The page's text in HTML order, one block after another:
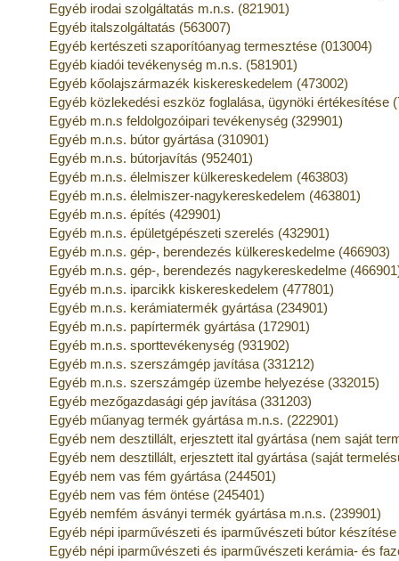
Egyéb irodai szolgáltatás m.n.s. (821901)
Egyéb italszolgáltatás (563007)
Egyéb kertészeti szaporítóanyag termesztése (013004)
Egyéb kiadói tevékenység m.n.s. (581901)
Egyéb kőolajszármazék kiskereskedelem (473002)
Egyéb közlekedési eszköz foglalása, ügynöki értékesítése
Egyéb m.n.s feldolgozóipari tevékenység (329901)
Egyéb m.n.s. bútor gyártása (310901)
Egyéb m.n.s. bútorjavítás (952401)
Egyéb m.n.s. élelmiszer külkereskedelem (463803)
Egyéb m.n.s. élelmiszer-nagykereskedelem (463801)
Egyéb m.n.s. építés (429901)
Egyéb m.n.s. épületgépészeti szerelés (432901)
Egyéb m.n.s. gép-, berendezés külkereskedelme (466903)
Egyéb m.n.s. gép-, berendezés nagykereskedelme
Egyéb m.n.s. iparcikk kiskereskedelem (477801)
Egyéb m.n.s. kerámiatermék gyártása (234901)
Egyéb m.n.s. papírtermék gyártása (172901)
Egyéb m.n.s. sporttevékenység (931902)
Egyéb m.n.s. szerszámgép javítása (331212)
Egyéb m.n.s. szerszámgép üzembe helyezése (332015)
Egyéb mezőgazdasági gép javítása (331203)
Egyéb műanyag termék gyártása m.n.s. (222901)
Egyéb nem desztillált, erjesztett ital gyártása (nem saját
Egyéb nem desztillált, erjesztett ital gyártása (saját
Egyéb nem vas fém gyártása (244501)
Egyéb nem vas fém öntése (245401)
Egyéb nemfém ásványi termék gyártása m.n.s. (239901)
Egyéb népi iparművészeti és iparművészeti bútor
Egyéb népi iparművészeti és iparművészeti kerámia- és